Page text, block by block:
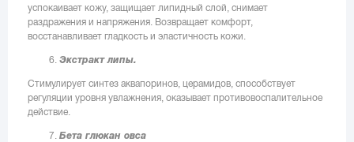
успокаивает кожу, защищает липидный слой, снимает
раздражения и напряжения. Возвращает комфорт,
восстанавливает гладкость и эластичность кожи.
Экстракт липы.
Стимулирует синтез аквапоринов, церамидов, способствует
регуляции уровня увлажнения, оказывает противовоспалительное
действие.
Бета глюкан овса